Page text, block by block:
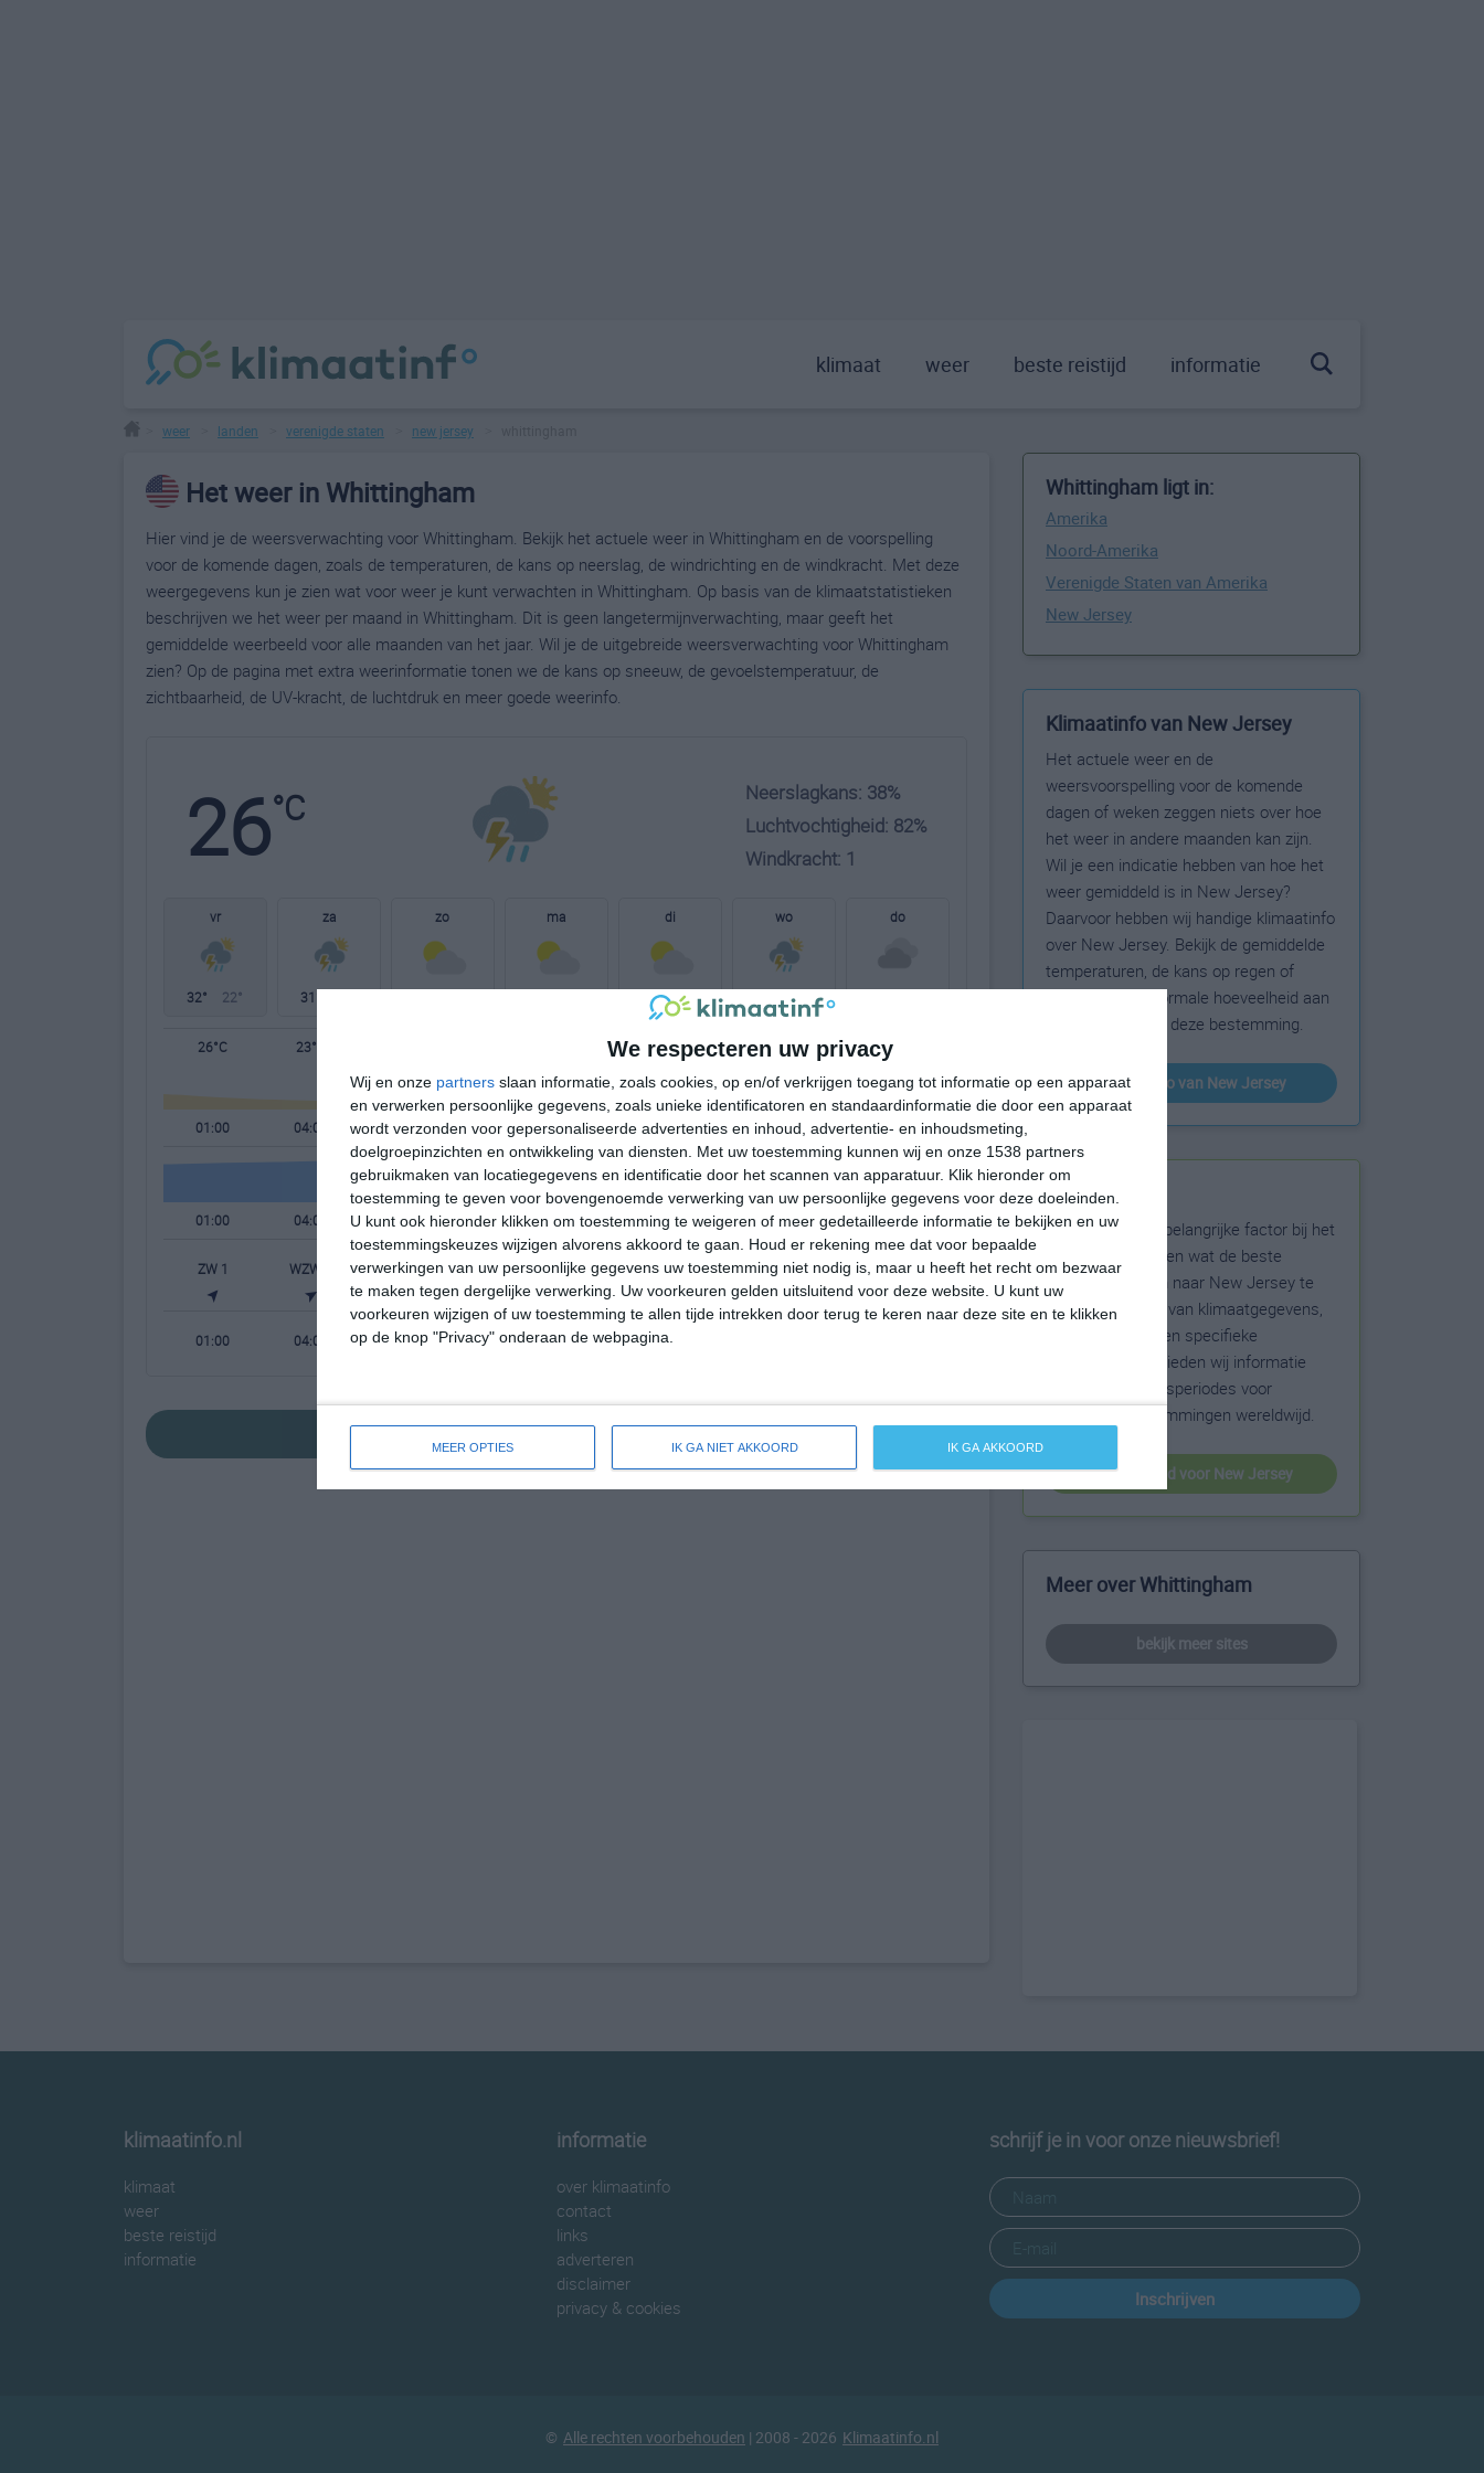
We respecteren uw privacy
Wij en onze partners slaan informatie, zoals cookies, op en/of verkrijgen toegang tot informatie op een apparaat
en verwerken persoonlijke gegevens, zoals unieke identificatoren en standaardinformatie die door een apparaat
wordt verzonden voor gepersonaliseerde advertenties en inhoud, advertentie- en inhoudsmeting,
doelgroepinzichten en ontwikkeling van diensten.
Met uw toestemming kunnen wij en onze 1538 partners
gebruikmaken van locatiegegevens en identificatie door het scannen van apparatuur. Klik hieronder om
toestemming te geven voor bovengenoemde verwerking van uw persoonlijke gegevens voor deze doeleinden.
U kunt ook hieronder klikken om toestemming te weigeren of meer gedetailleerde informatie te bekijken en uw
toestemmingskeuzes wijzigen alvorens akkoord te gaan.
Houd er rekening mee dat voor bepaalde
verwerkingen van uw persoonlijke gegevens uw toestemming niet nodig is, maar u heeft het recht om bezwaar
te maken tegen dergelijke verwerking. Uw voorkeuren gelden uitsluitend voor deze website. U kunt uw
voorkeuren wijzigen of uw toestemming te allen tijde intrekken door terug te keren naar deze site en te klikken
op de knop "Privacy" onderaan de webpagina.
MEER OPTIES IK GA NIET AKKOORD IK GA AKKOORD
klimaat weer beste reistijd informatie
weer landen verenigde staten new jersey
Het weer in Whittingham
Hier vind je de weersverwachting voor Whittingham. Bekijk het actuele weer in Whittingham en de voorspelling
voor de komende dagen, zoals de temperaturen, de kans op neerslag, de windrichting en de windkracht. Met deze
weergegevens kun je zien wat voor weer je kunt verwachten in Whittingham. Op basis van de klimaatstatistieken
beschrijven we het weer per maand in Whittingham. Dit is geen langetermijnverwachting, maar geeft het
gemiddelde weerbeeld voor alle maanden van het jaar. Wil je de uitgebreide weersverwachting voor Whittingham
zien? Op de pagina met extra weerinformatie tonen we de kans op sneeuw, de gevoelstemperatuur, de
zichtbaarheid, de UV-kracht, de luchtdruk en meer goede weerinfo.
26°C
Neerslagkans: 38%
Luchtvochtigheid: 82%
Windkracht: 1
vr
32° 22°
za
31°
zo ma di
31° 22°
wo
20°
do
26°C 23°C 31°C 31°C 28°C 24°C
01:00 04:00 07:00 10:00 13:00 16:00 19:00 22:00
01:00 04:00 07:00 10:00 13:00 16:00 19:00 22:00
ZW 1 WZW 1 WZW 1 W 1 WZW 2 W 2 Z 1 W 1
01:00 04:00 07:00 10:00 13:00
bekijk de uitgebreide weersverwachting voor Whittingham
Whittingham ligt in:
Amerika
Noord-Amerika
Verenigde Staten van Amerika
New Jersey
Klimaatinfo van New Jersey
Het actuele weer en de
weersvoorspelling voor de komende
dagen of weken zeggen niets over hoe
het weer in andere maanden kan zijn.
Wil je een indicatie hebben van hoe het
weer gemiddeld is in New Jersey?
Daarvoor hebben wij handige klimaatinfo
over New Jersey. Bekijk de gemiddelde
temperaturen, de kans op regen of
sneeuw en de normale hoeveelheid aan
zonneschijn voor deze bestemming.
klimaatinfo van New Jersey
Beste reistijd
Het weer is een belangrijke factor bij het
reizen. Wil je weten wat de beste
maanden zijn om naar New Jersey te
reizen? Op basis van klimaatgegevens,
weersextremen en specifieke
weerinformatie bieden wij informatie
over de beste reisperiodes voor
duizenden bestemmingen wereldwijd.
beste reistijd voor New Jersey
Meer over Whittingham
bekijk meer sites
klimaatinfo.nl
klimaat
weer
beste reistijd
informatie
informatie
over klimaatinfo
contact
links
adverteren
disclaimer
privacy & cookies
schrijf je in voor onze nieuwsbrief!
Inschrijven
© Alle rechten voorbehouden | 2008 - 2026 Klimaatinfo.nl